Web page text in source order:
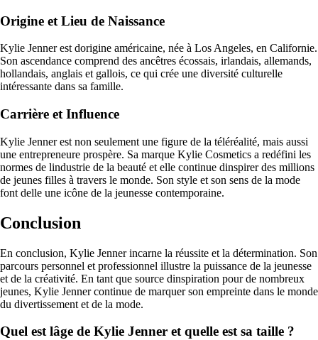
Origine et Lieu de Naissance
Kylie Jenner est dorigine américaine, née à Los Angeles, en Californie.
Son ascendance comprend des ancêtres écossais, irlandais, allemands,
hollandais, anglais et gallois, ce qui crée une diversité culturelle
intéressante dans sa famille.
Carrière et Influence
Kylie Jenner est non seulement une figure de la téléréalité, mais aussi
une entrepreneure prospère. Sa marque Kylie Cosmetics a redéfini les
normes de lindustrie de la beauté et elle continue dinspirer des millions
de jeunes filles à travers le monde. Son style et son sens de la mode
font delle une icône de la jeunesse contemporaine.
Conclusion
En conclusion, Kylie Jenner incarne la réussite et la détermination. Son
parcours personnel et professionnel illustre la puissance de la jeunesse
et de la créativité. En tant que source dinspiration pour de nombreux
jeunes, Kylie Jenner continue de marquer son empreinte dans le monde
du divertissement et de la mode.
Quel est lâge de Kylie Jenner et quelle est sa taille ?